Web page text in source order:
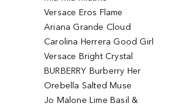
Versace Eros Flame
Ariana Grande Cloud
Carolina Herrera Good Girl
Versace Bright Crystal
BURBERRY Burberry Her
Orebella Salted Muse
Jo Malone Lime Basil &